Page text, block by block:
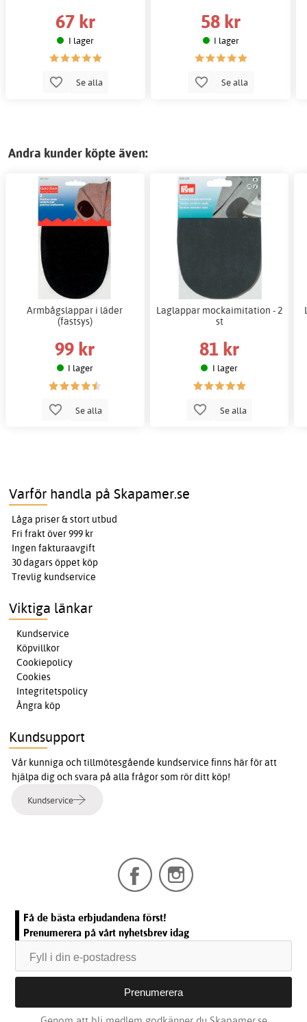
67 kr
I lager
Se alla
58 kr
I lager
Se alla
Andra kunder köpte även:
Armbågslappar i läder
(fastsys)
99 kr
I lager
Se alla
Laglappar mockaimitation - 2
st
81 kr
I lager
Se alla
Varför handla på Skapamer.se
Låga priser & stort utbud
Fri frakt över 999 kr
Ingen fakturaavgift
30 dagars öppet köp
Trevlig kundservice
Viktiga länkar
Kundservice
Köpvillkor
Cookiepolicy
Cookies
Integritetspolicy
Ångra köp
Kundsupport
Vår kunniga och tillmötesgående kundservice finns här för att
hjälpa dig och svara på alla frågor som rör ditt köp!
Kundservice
Få de bästa erbjudandena först!
Prenumerera på vårt nyhetsbrev idag